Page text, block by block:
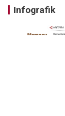
Infografik